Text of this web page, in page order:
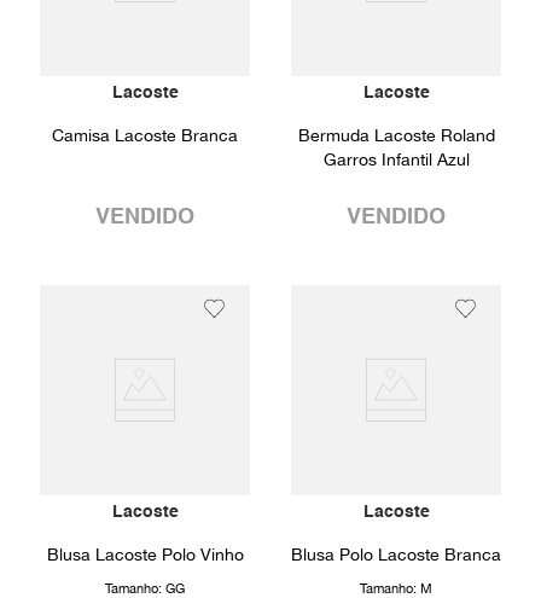
Lacoste
Camisa Lacoste Branca
VENDIDO
Lacoste
Bermuda Lacoste Roland
Garros Infantil Azul
VENDIDO
Lacoste
Blusa Lacoste Polo Vinho
Tamanho: GG
Lacoste
Blusa Polo Lacoste Branca
Tamanho: M